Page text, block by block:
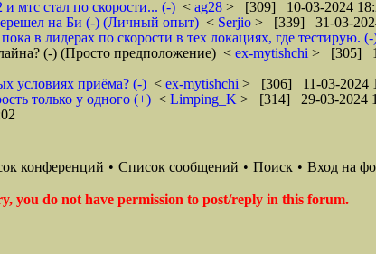
мтс стал по скорости... (-) < ag28 > [309] 10-03-2024
на Би (-) (Личный опыт) < Serjio > [339] 31-03-
в лидерах по скорости в тех локациях, где
(-) (Просто предположение) < ex-mytishchi > [305]
условиях приёма? (-) < ex-mytishchi > [306] 11-03-2024
только у одного (+) < Limping_K > [314] 29-03-2024
конференций • Список сообщений • Поиск • Вход на
you do not have permission to post/reply in this forum.